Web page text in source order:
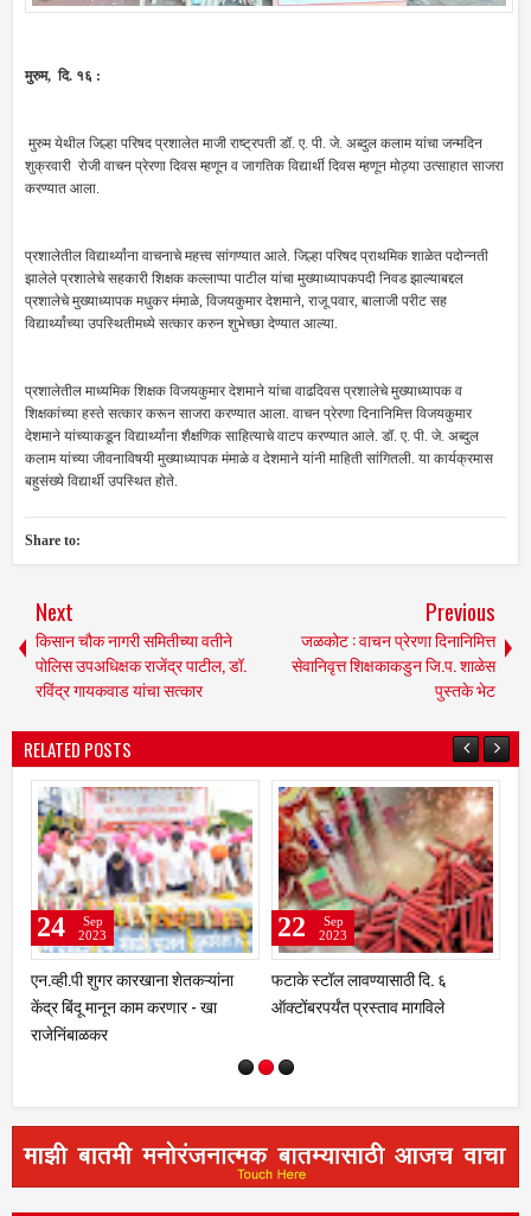
मुरुम, दि. १६ :
मुरुम येथील जिल्हा परिषद प्रशालेत माजी राष्ट्रपती डॉ. ए. पी. जे. अब्दुल कलाम यांचा जन्मदिन
शुक्रवारी रोजी वाचन प्रेरणा दिवस म्हणून व जागतिक विद्यार्थी दिवस म्हणून मोठ्या उत्साहात साजरा
करण्यात आला.
प्रशालेतील विद्यार्थ्यांना वाचनाचे महत्त्व सांगण्यात आले. जिल्हा परिषद प्राथमिक शाळेत पदोन्नती
झालेले प्रशालेचे सहकारी शिक्षक कल्लाप्पा पाटील यांचा मुख्याध्यापकपदी निवड झाल्याबद्दल
प्रशालेचे मुख्याध्यापक मधुकर मंमाळे, विजयकुमार देशमाने, राजू पवार, बालाजी परीट सह
विद्यार्थ्यांच्या उपस्थितीमध्ये सत्कार करुन शुभेच्छा देण्यात आल्या.
प्रशालेतील माध्यमिक शिक्षक विजयकुमार देशमाने यांचा वाढदिवस प्रशालेचे मुख्याध्यापक व
शिक्षकांच्या हस्ते सत्कार करून साजरा करण्यात आला. वाचन प्रेरणा दिनानिमित्त विजयकुमार
देशमाने यांच्याकडून विद्यार्थ्यांना शैक्षणिक साहित्याचे वाटप करण्यात आले. डॉ. ए. पी. जे. अब्दुल
कलाम यांच्या जीवनाविषयी मुख्याध्यापक मंमाळे व देशमाने यांनी माहिती सांगितली. या कार्यक्रमास
बहुसंख्ये विद्यार्थी उपस्थित होते.
Share to:
Next
किसान चौक नागरी समितीच्या वतीने
पोलिस उपअधिक्षक राजेंद्र पाटील, डॉ.
रविंद्र गायकवाड यांचा सत्कार
Previous
जळकोट : वाचन प्रेरणा दिनानिमित्त
सेवानिवृत्त शिक्षकाकडुन जि.प. शाळेस
पुस्तके भेट
RELATED POSTS
शेतकऱ्यांना
- खा
फटाके स्टॉल लावण्यासाठी दि. ६
ऑक्टोंबरपर्यंत प्रस्ताव मागविले
22
Sep
2023
धाराशिव : सर्व प्रकल्पातील
पिण्याकरिता आरक्षित करण्याचे
21
Sep
2023